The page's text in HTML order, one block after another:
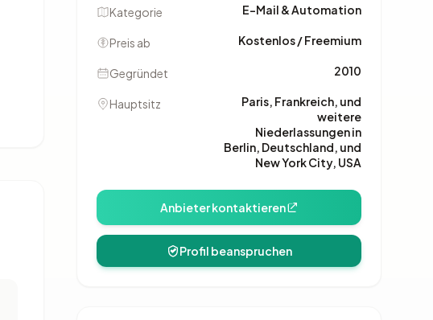
Kategorie E-Mail & Automation
Preis ab Kostenlos / Freemium
Gegründet 2010
Hauptsitz
Paris, Frankreich, und
weitere
Niederlassungen in
Berlin, Deutschland, und
New York City, USA
Anbieter kontaktieren
Profil beanspruchen